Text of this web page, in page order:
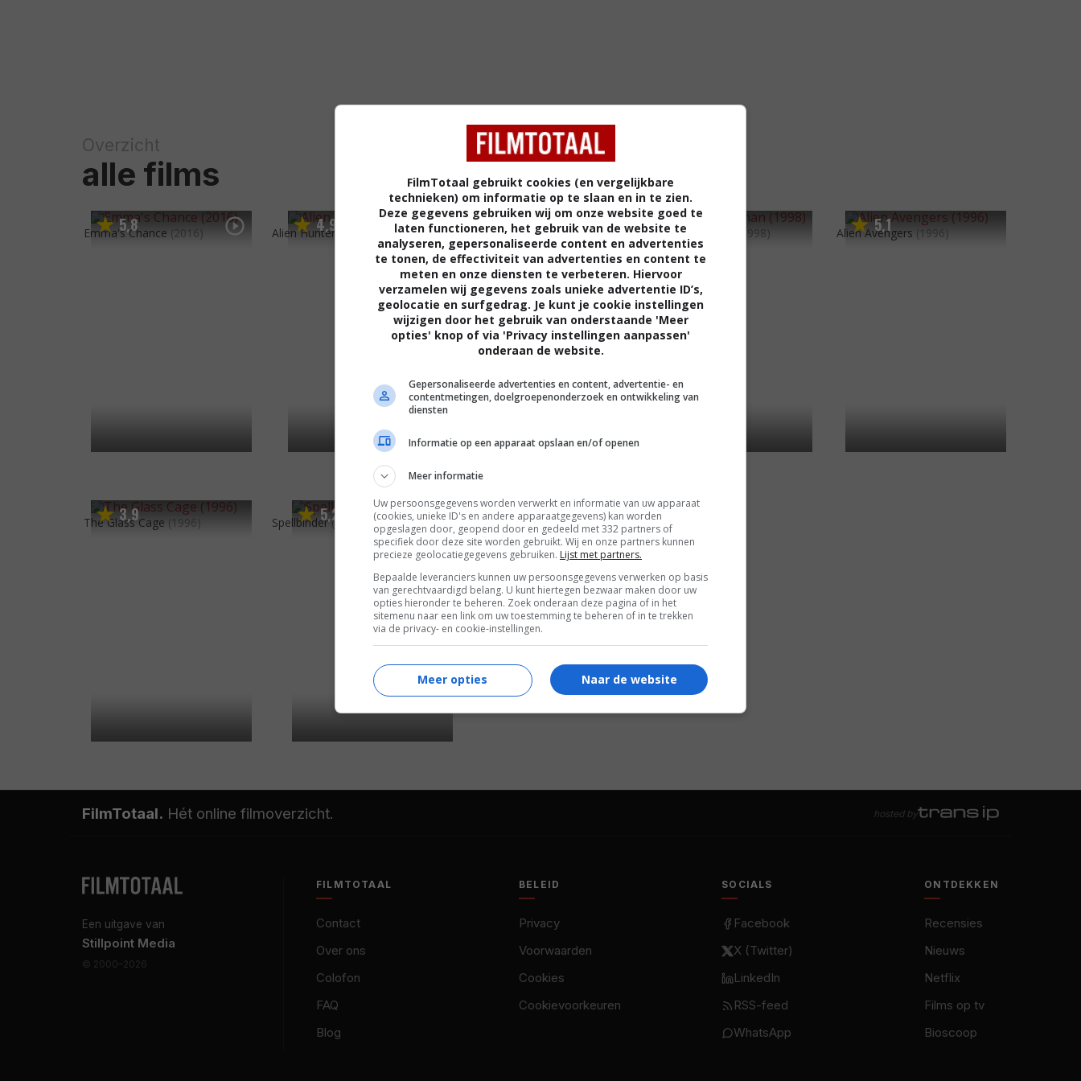
Overzicht
alle films
5,8
Emma's Chance (2016) 4,9
Alien Hunter 4,4
Geppetto (2000) 3 0
Running Woman (1998) 5,1
Alien Avengers (1996)
3,9
The Glass Cage (1996) 5,2
Spellbinder (1988)
FilmTotaal. Hét online filmoverzicht. hosted by
Een uitgave van
Stillpoint Media
© 2000–2026
FILMTOTAAL
Contact
Over ons
Colofon
FAQ
Blog
BELEID
Privacy
Voorwaarden
Cookies
Cookievoorkeuren
SOCIALS
Facebook
X (Twitter)
LinkedIn
RSS-feed
WhatsApp
ONTDEKKEN
Recensies
Nieuws
Netflix
Films op tv
Bioscoop
FilmTotaal gebruikt cookies (en vergelijkbare
technieken) om informatie op te slaan en in te zien.
Deze gegevens gebruiken wij om onze website goed te
laten functioneren, het gebruik van de website te
analyseren, gepersonaliseerde content en advertenties
te tonen, de effectiviteit van advertenties en content te
meten en onze diensten te verbeteren. Hiervoor
verzamelen wij gegevens zoals unieke advertentie ID’s,
geolocatie en surfgedrag. Je kunt je cookie instellingen
wijzigen door het gebruik van onderstaande 'Meer
opties' knop of via 'Privacy instellingen aanpassen'
onderaan de website.
Gepersonaliseerde advertenties en content, advertentie- en
contentmetingen, doelgroepenonderzoek en ontwikkeling van
diensten
Informatie op een apparaat opslaan en/of openen
Meer informatie
Uw persoonsgegevens worden verwerkt en informatie van uw apparaat
(cookies, unieke ID's en andere apparaatgegevens) kan worden
opgeslagen door, geopend door en gedeeld met 332 partners of
specifiek door deze site worden gebruikt. Wij en onze partners kunnen
precieze geolocatiegegevens gebruiken. Lijst met partners.
Bepaalde leveranciers kunnen uw persoonsgegevens verwerken op basis
van gerechtvaardigd belang. U kunt hiertegen bezwaar maken door uw
opties hieronder te beheren. Zoek onderaan deze pagina of in het
sitemenu naar een link om uw toestemming te beheren of in te trekken
via de privacy- en cookie-instellingen.
Naar de website
Meer opties